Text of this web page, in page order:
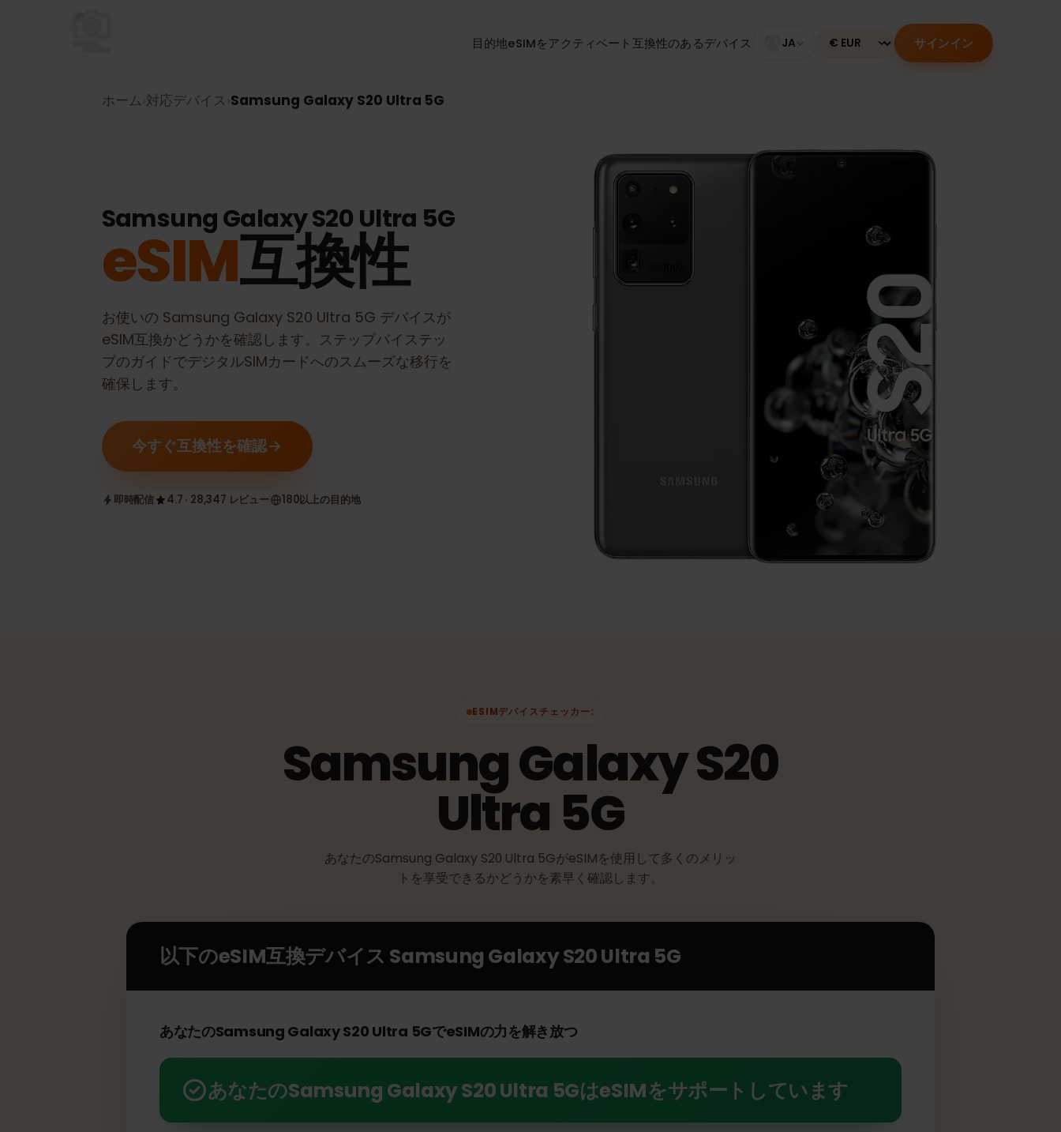
目的地eSIMをアクティベート互換性のあるデバイス JA Currency サインイン
ホーム›対応デバイス›Samsung Galaxy S20 Ultra 5G
Samsung Galaxy S20 Ultra 5G
eSIM互換性
お使いの Samsung Galaxy S20 Ultra 5Gデバイスが
eSIM互換かどうかを確認します。ステップバイステッ
プのガイドでデジタルSIMカードへのスムーズな移行を
今すぐ互換性を確認
ESIMデバイスチェッカー:
Samsung Galaxy S20
Ultra 5G
トを享受できるかどうかを素早く確認します。
あなたのSamsung Galaxy S20 Ultra 5GでeSIMの力を解き放つ